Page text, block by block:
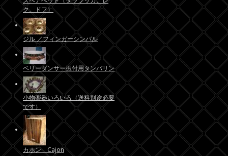
ク、ドフ）
ジル ／フィンガーシンバル
ベリーダンサー振付用タンバリン
小物楽器いろいろ（送料別途必要
です）
カホン Cajon